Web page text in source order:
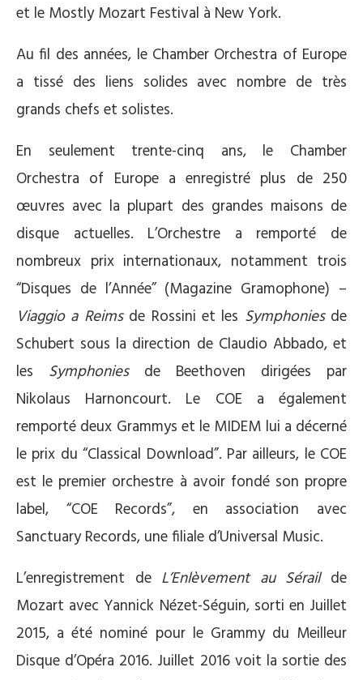
et le Mostly Mozart Festival à New York.
Au fil des années, le Chamber Orchestra of Europe
a tissé des liens solides avec nombre de très
grands chefs et solistes.
En seulement trente-cinq ans, le Chamber
Orchestra of Europe a enregistré plus de 250
œuvres avec la plupart des grandes maisons de
disque actuelles. L’Orchestre a remporté de
nombreux prix internationaux, notamment trois
“Disques de l’Année” (Magazine Gramophone) –
Viaggio a Reimsde Rossini et les Symphoniesde
Schubert sous la direction de Claudio Abbado, et
les Symphoniesde Beethoven dirigées par
Nikolaus Harnoncourt. Le COE a également
remporté deux Grammys et le MIDEM lui a décerné
le prix du “Classical Download”. Par ailleurs, le COE
est le premier orchestre à avoir fondé son propre
label, “COE Records”, en association avec
Sanctuary Records, une filiale d’Universal Music.
L’enregistrement de L’Enlèvement au Sérailde
Mozart avec Yannick Nézet-Séguin, sorti en Juillet
2015, a été nominé pour le Grammy du Meilleur
Disque d’Opéra 2016. Juillet 2016 voit la sortie des